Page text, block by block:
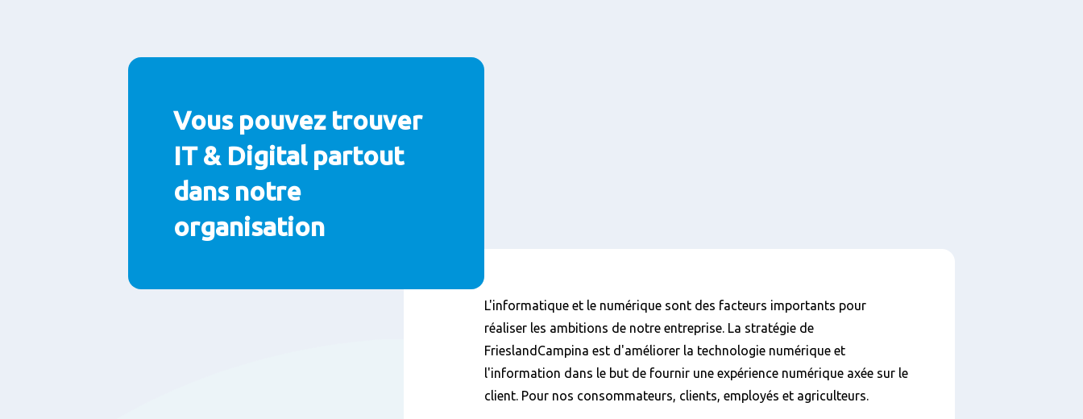
Vous pouvez trouver
IT & Digital partout
dans notre
organisation
Contenu
L'informatique et le numérique sont des facteurs importants pour
réaliser les ambitions de notre entreprise. La stratégie de
FrieslandCampina est d'améliorer la technologie numérique et
l'information dans le but de fournir une expérience numérique axée sur le
client. Pour nos consommateurs, clients, employés et agriculteurs.